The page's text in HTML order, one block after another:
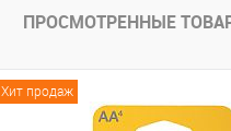
ПРОСМОТРЕННЫЕ
Хит продаж